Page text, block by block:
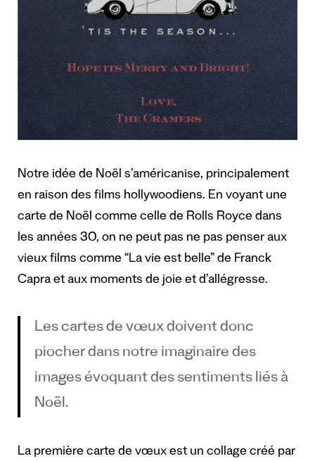
Notre idée de Noël s’américanise, principalement
en raison des films hollywoodiens. En voyant une
carte de Noël comme celle de Rolls Royce dans
les années 30, on ne peut pas ne pas penser aux
vieux films comme “La vie est belle” de Franck
Capra et aux moments de joie et d’allégresse.
Les cartes de vœux doivent donc
piocher dans notre imaginaire des
images évoquant des sentiments liés à
Noël.
La première carte de vœux est un collage créé par